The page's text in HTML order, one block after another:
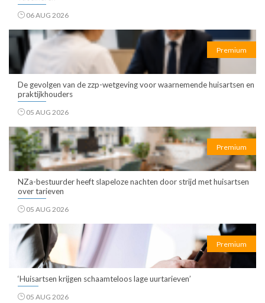
06 AUG 2026
Premium
De gevolgen van de zzp-wetgeving voor waarnemende huisartsen en
praktijkhouders
05 AUG 2026
Premium
NZa-bestuurder heeft slapeloze nachten door strijd met huisartsen
over tarieven
05 AUG 2026
Premium
‘Huisartsen krijgen schaamteloos lage uurtarieven’
05 AUG 2026